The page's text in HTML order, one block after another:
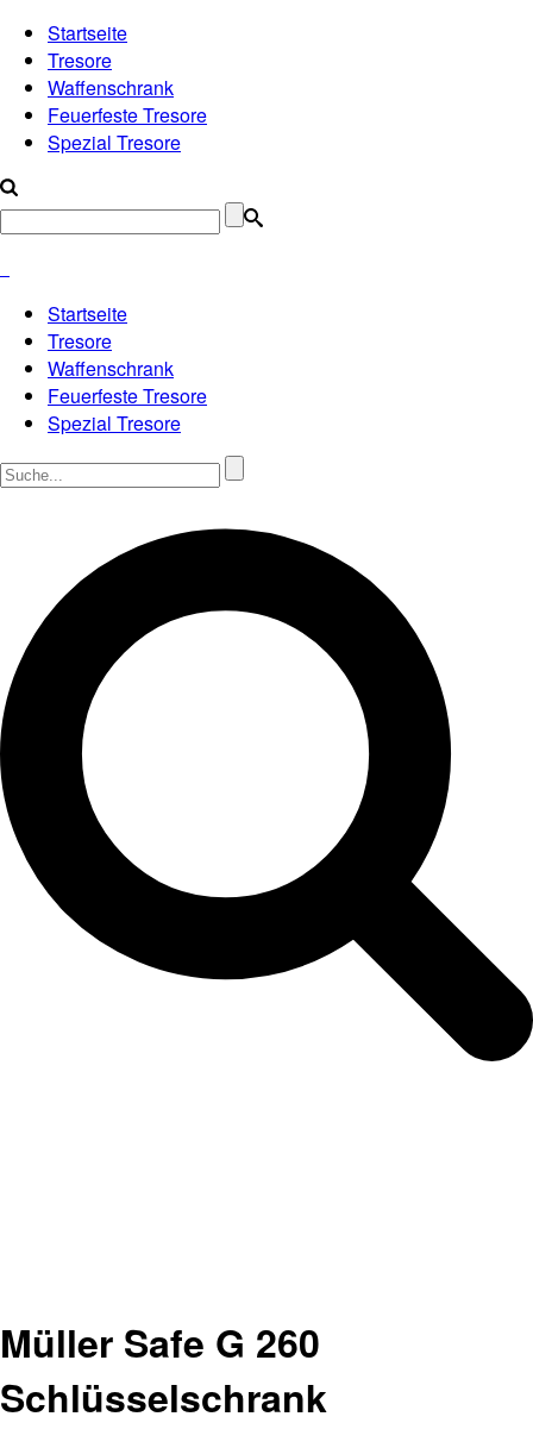
Startseite
Tresore
Waffenschrank
Feuerfeste Tresore
Spezial Tresore
Startseite
Tresore
Waffenschrank
Feuerfeste Tresore
Spezial Tresore
Müller Safe G 260
Schlüsselschrank